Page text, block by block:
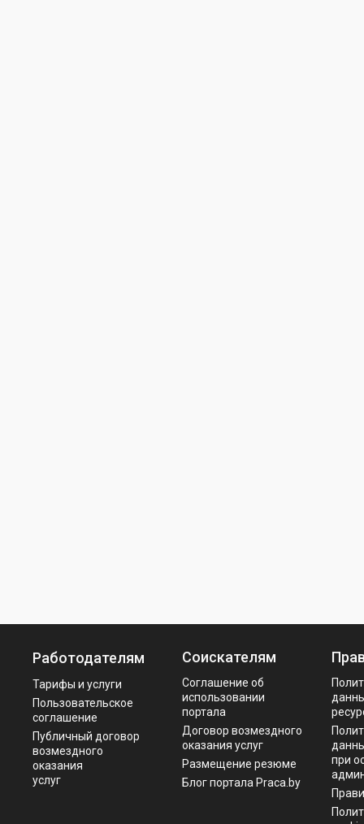
Работодателям
Тарифы и услуги
Пользовательское
соглашение
Публичный договор
возмездного
оказания
услуг
Соискателям
Соглашение об
использовании
портала
Договор возмездного
оказания услуг
Размещение резюме
Блог портала Praca.by
при